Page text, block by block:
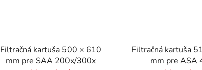
Filtračná kartuša 500 × 610
mm pre SAA 200x/300x
Filtračná kartuša
mm pre ASA